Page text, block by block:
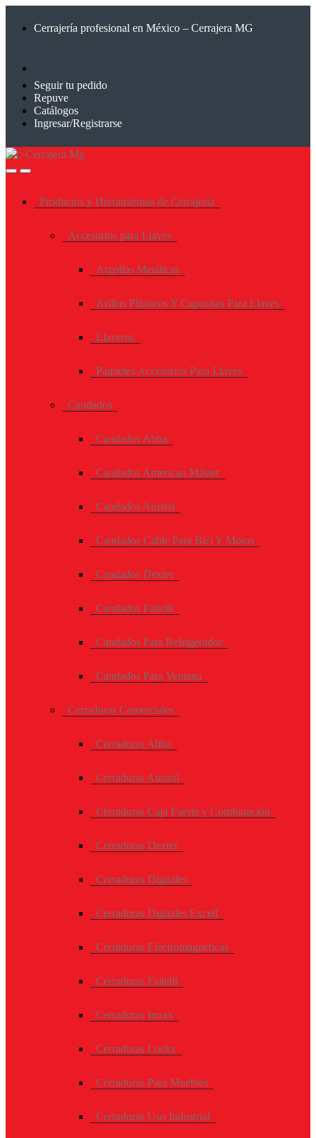
Cerrajería profesional en México – Cerrajera MG
Seguir tu pedido
Repuve
Catálogos
Ingresar/Registrarse
Productos y Herramientas de Cerrajeria
Accesorios para Llaves
Argollas Metálicas
Arillos Plásticos Y Capuchas Para Llaves
Llaveros
Paquetes Accesorios Para Llaves
Candados
Candados Abba
Candados American Máster
Candados Austral
Candados Cable Para Bici Y Motos
Candados Dexter
Candados Faitelli
Candados Para Refrigerador
Candados Para Ventana
Cerraduras Comerciales
Cerraduras Abba
Cerraduras Austral
Cerraduras Caja Fuerte y Combinación
Cerraduras Dexter
Cerraduras Digitales
Cerraduras Digitales Excell
Cerraduras Electromagneticas
Cerraduras Faitelli
Cerraduras Inoxx
Cerraduras Locky
Cerraduras Para Muebles
Cerraduras Uso Industrial